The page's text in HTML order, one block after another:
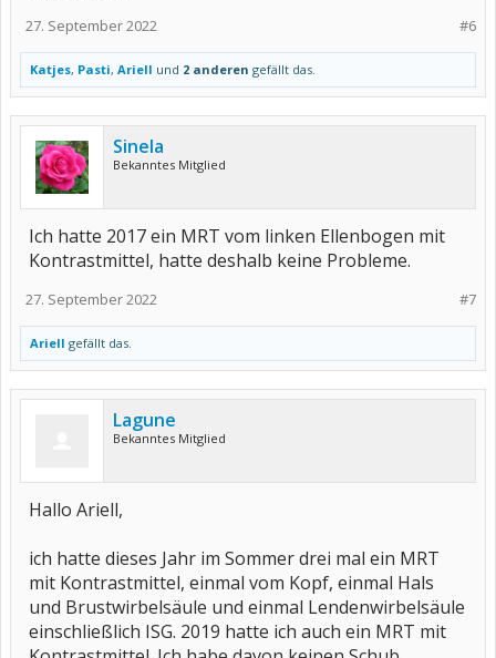
#6
27. September 2022
Katjes, Pasti, Ariell und 2 anderen gefällt das.
Sinela
Bekanntes Mitglied
Ich hatte 2017 ein MRT vom linken Ellenbogen mit
Kontrastmittel, hatte deshalb keine Probleme.
#7
27. September 2022
Ariell gefällt das.
Lagune
Bekanntes Mitglied
Hallo Ariell,
ich hatte dieses Jahr im Sommer drei mal ein MRT
mit Kontrastmittel, einmal vom Kopf, einmal Hals
und Brustwirbelsäule und einmal Lendenwirbelsäule
einschließlich ISG. 2019 hatte ich auch ein MRT mit